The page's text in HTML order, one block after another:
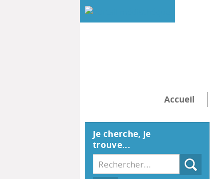
Accueil
Je cherche, je
trouve...
Recherche